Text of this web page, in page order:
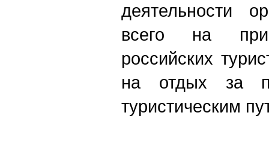
деятельности
всего на
российских
на отдых за
туристическим